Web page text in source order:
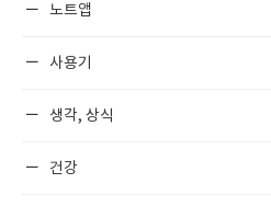
노트앱
사용기
생각, 상식
건강